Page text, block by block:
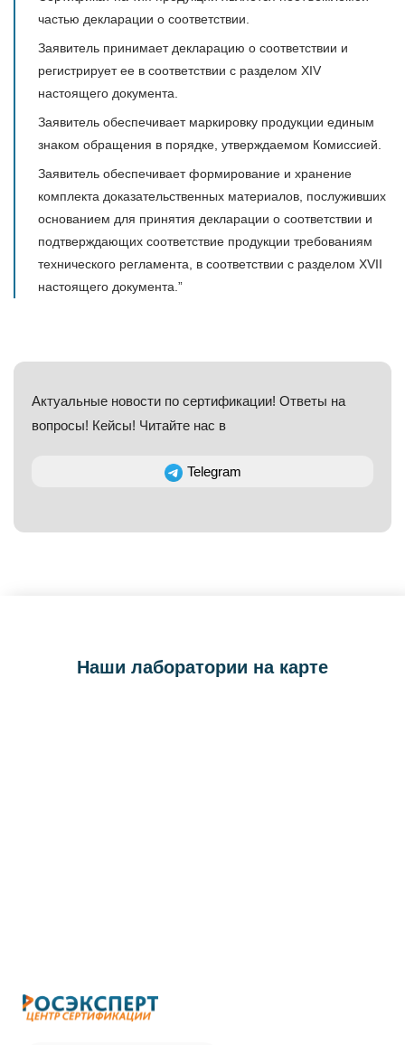
частью декларации о соответствии.
Заявитель принимает декларацию о соответствии и
регистрирует ее в соответствии с разделом XIV
настоящего документа.
Заявитель обеспечивает маркировку продукции единым
знаком обращения в порядке, утверждаемом Комиссией.
Заявитель обеспечивает формирование и хранение
комплекта доказательственных материалов, послуживших
основанием для принятия декларации о соответствии и
подтверждающих соответствие продукции требованиям
технического регламента, в соответствии с разделом XVII
настоящего документа.”
Актуальные новости по сертификации! Ответы на
вопросы! Кейсы! Читайте нас в
Telegram
Наши лаборатории на карте